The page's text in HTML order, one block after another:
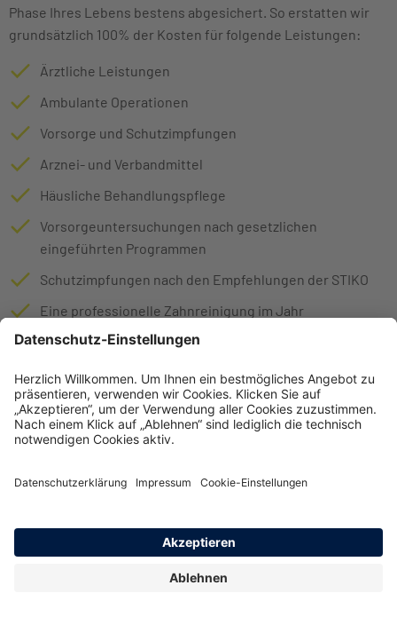
Phase Ihres Lebens bestens abgesichert. So erstatten wir
grundsätzlich 100% der Kosten für folgende Leistungen:
Ärztliche Leistungen
Ambulante Operationen
Vorsorge und Schutzimpfungen
Arznei- und Verbandmittel
Häusliche Behandlungspflege
Vorsorgeuntersuchungen nach gesetzlichen
eingeführten Programmen
Schutzimpfungen nach den Empfehlungen der STIKO
Eine professionelle Zahnreinigung im Jahr
Premiumleistung ab dem 55.
Lebensjahr
statistisch steigt, profitieren Sie von Premiumleistungen,
Lebensjahres übernehmen wir beispielsweise auch die
Kosten für weitere Leistungen oder erhöhen den